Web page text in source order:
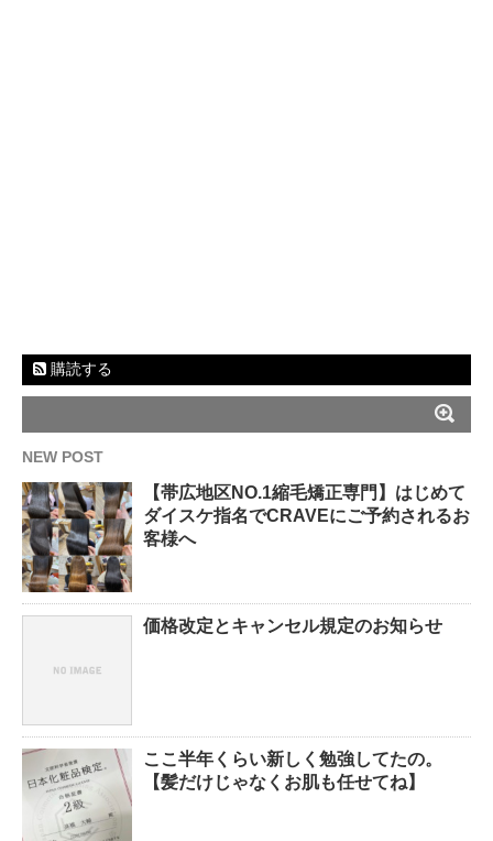
購読する
NEW POST
【帯広地区NO.1縮毛矯正専門】はじめて
ダイスケ指名でCRAVEにご予約されるお
客様へ
価格改定とキャンセル規定のお知らせ
ここ半年くらい新しく勉強してたの。
【髪だけじゃなくお肌も任せてね】